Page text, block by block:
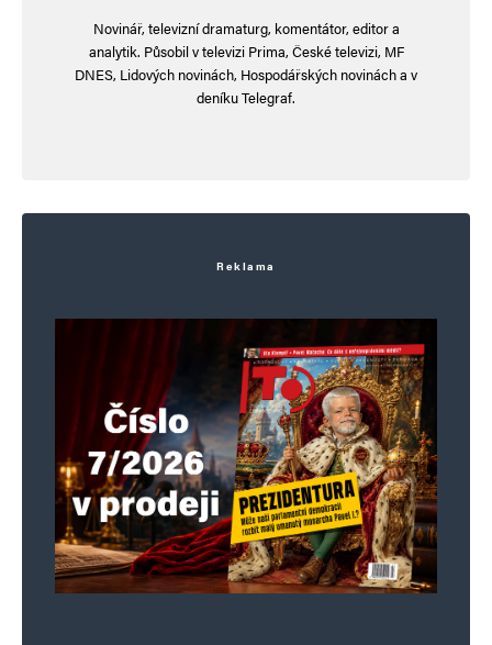
Novinář, televizní dramaturg, komentátor, editor a
analytik. Působil v televizi Prima, České televizi, MF
DNES, Lidových novinách, Hospodářských novinách a v
deníku Telegraf.
Reklama